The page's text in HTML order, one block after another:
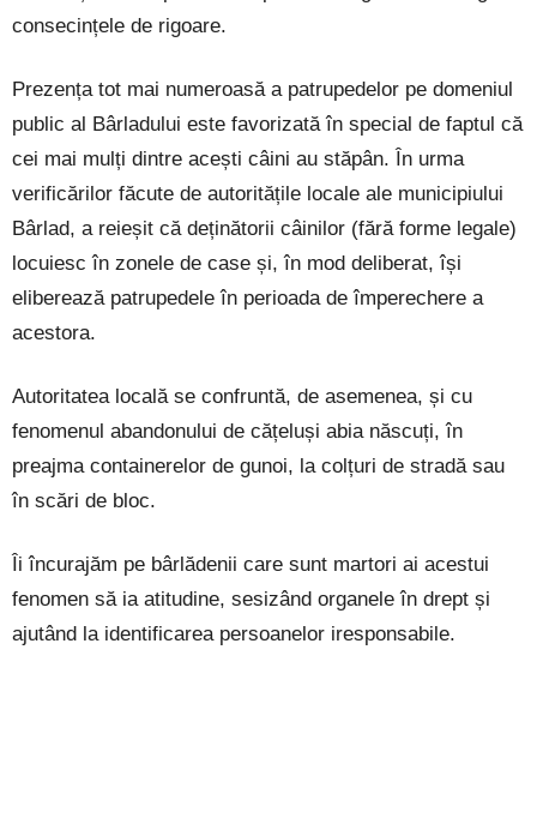
consecințele de rigoare.
Prezența tot mai numeroasă a patrupedelor pe domeniul
public al Bârladului este favorizată în special de faptul că
cei mai mulți dintre acești câini au stăpân. În urma
verificărilor făcute de autoritățile locale ale municipiului
Bârlad, a reieșit că deținătorii câinilor (fără forme legale)
locuiesc în zonele de case și, în mod deliberat, își
eliberează patrupedele în perioada de împerechere a
acestora.
Autoritatea locală se confruntă, de asemenea, și cu
fenomenul abandonului de cățeluși abia născuți, în
preajma containerelor de gunoi, la colțuri de stradă sau
în scări de bloc.
Îi încurajăm pe bârlădenii care sunt martori ai acestui
fenomen să ia atitudine, sesizând organele în drept și
ajutând la identificarea persoanelor iresponsabile.